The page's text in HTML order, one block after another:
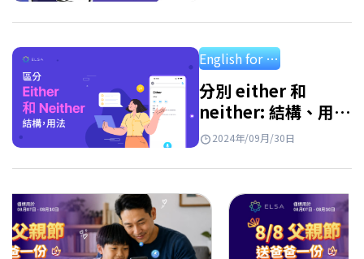
English for starter
分別 either 和
neither: 結構、用
法、應用練習
2024年/09月/30日